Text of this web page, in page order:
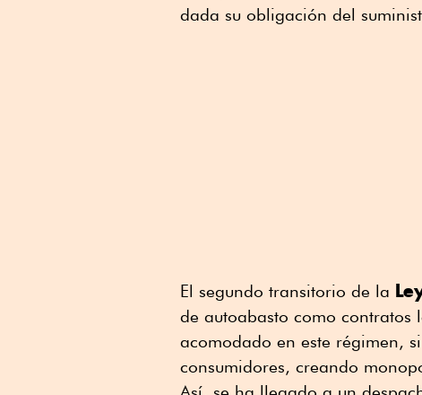
dada su obligación del
El segundo transitorio de la
de autoabasto como
acomodado en este régimen,
consumidores, creando